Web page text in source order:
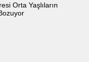
Orta Yaşlıların